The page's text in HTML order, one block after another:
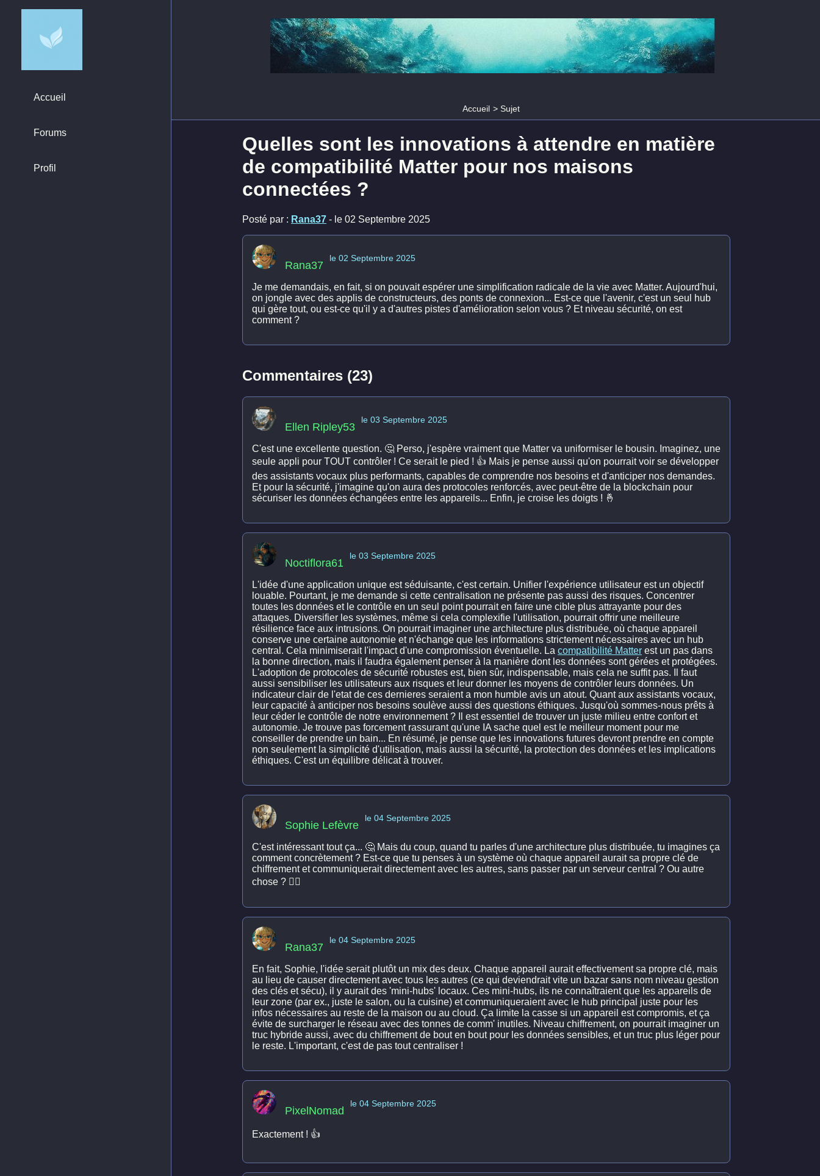
Accueil > Sujet
Accueil
Forums
Profil
Quelles sont les innovations à attendre en matière
de compatibilité Matter pour nos maisons
connectées ?
Posté par : Rana37 - le 02 Septembre 2025
Rana37
le 02 Septembre 2025
Je me demandais, en fait, si on pouvait espérer une simplification radicale de la vie avec Matter. Aujourd'hui,
on jongle avec des applis de constructeurs, des ponts de connexion... Est-ce que l'avenir, c'est un seul hub
qui gère tout, ou est-ce qu'il y a d'autres pistes d'amélioration selon vous ? Et niveau sécurité, on est
comment ?
Commentaires (23)
Ellen Ripley53
le 03 Septembre 2025
C'est une excellente question. 🤔 Perso, j'espère vraiment que Matter va uniformiser le bousin. Imaginez, une
seule appli pour TOUT contrôler ! Ce serait le pied ! 👍 Mais je pense aussi qu'on pourrait voir se développer
des assistants vocaux plus performants, capables de comprendre nos besoins et d'anticiper nos demandes.
Et pour la sécurité, j'imagine qu'on aura des protocoles renforcés, avec peut-être de la blockchain pour
sécuriser les données échangées entre les appareils... Enfin, je croise les doigts ! 🤞
Noctiflora61
le 03 Septembre 2025
L'idée d'une application unique est séduisante, c'est certain. Unifier l'expérience utilisateur est un objectif
louable. Pourtant, je me demande si cette centralisation ne présente pas aussi des risques. Concentrer
toutes les données et le contrôle en un seul point pourrait en faire une cible plus attrayante pour des
attaques. Diversifier les systèmes, même si cela complexifie l'utilisation, pourrait offrir une meilleure
résilience face aux intrusions. On pourrait imaginer une architecture plus distribuée, où chaque appareil
conserve une certaine autonomie et n'échange que les informations strictement nécessaires avec un hub
central. Cela minimiserait l'impact d'une compromission éventuelle. La compatibilité Matter est un pas dans
la bonne direction, mais il faudra également penser à la manière dont les données sont gérées et protégées.
L'adoption de protocoles de sécurité robustes est, bien sûr, indispensable, mais cela ne suffit pas. Il faut
aussi sensibiliser les utilisateurs aux risques et leur donner les moyens de contrôler leurs données. Un
indicateur clair de l'etat de ces dernieres seraient a mon humble avis un atout. Quant aux assistants vocaux,
leur capacité à anticiper nos besoins soulève aussi des questions éthiques. Jusqu'où sommes-nous prêts à
leur céder le contrôle de notre environnement ? Il est essentiel de trouver un juste milieu entre confort et
autonomie. Je trouve pas forcement rassurant qu'une IA sache quel est le meilleur moment pour me
conseiller de prendre un bain... En résumé, je pense que les innovations futures devront prendre en compte
non seulement la simplicité d'utilisation, mais aussi la sécurité, la protection des données et les implications
éthiques. C'est un équilibre délicat à trouver.
Sophie Lefèvre
le 04 Septembre 2025
C'est intéressant tout ça... 🤔 Mais du coup, quand tu parles d'une architecture plus distribuée, tu imagines ça
comment concrètement ? Est-ce que tu penses à un système où chaque appareil aurait sa propre clé de
chiffrement et communiquerait directement avec les autres, sans passer par un serveur central ? Ou autre
chose ? 🤷‍♀️
Rana37
le 04 Septembre 2025
En fait, Sophie, l'idée serait plutôt un mix des deux. Chaque appareil aurait effectivement sa propre clé, mais
au lieu de causer directement avec tous les autres (ce qui deviendrait vite un bazar sans nom niveau gestion
des clés et sécu), il y aurait des 'mini-hubs' locaux. Ces mini-hubs, ils ne connaîtraient que les appareils de
leur zone (par ex., juste le salon, ou la cuisine) et communiqueraient avec le hub principal juste pour les
infos nécessaires au reste de la maison ou au cloud. Ça limite la casse si un appareil est compromis, et ça
évite de surcharger le réseau avec des tonnes de comm' inutiles. Niveau chiffrement, on pourrait imaginer un
truc hybride aussi, avec du chiffrement de bout en bout pour les données sensibles, et un truc plus léger pour
le reste. L'important, c'est de pas tout centraliser !
PixelNomad
le 04 Septembre 2025
Exactement ! 👍